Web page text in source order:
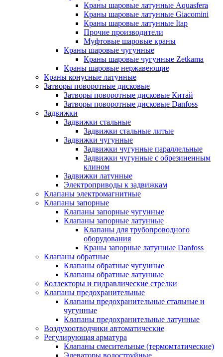
Краны шаровые латунные Aquasfera
Краны шаровые латунные Giacomini
Краны шаровые латунные Itap
Прочие производители
Муфтовые шаровые краны
Краны шаровые чугунные
Краны шаровые чугунные Zetkama
Краны шаровые нержавеющие
Краны конусные латунные
Затворы поворотные дисковые
Затворы поворотные дисковые Китай
Затворы поворотные дисковые Danfoss
Задвижки
Задвижки стальные
Задвижки стальные литые
Задвижки чугунные
Задвижки чугунные параллельные
Задвижки чугунные с обрезиненным
клином
Задвижки латунные
Электроприводы к задвижкам
Клапаны электромагнитные
Клапаны запорные
Клапаны запорные чугунные
Клапаны запорные латунные
Клапаны для трубопроводного
оборудования
Краны запорные латунные Danfoss
Клапаны обратные
Клапаны обратные чугунные
Клапаны обратные латунные
Коллекторы и гидравлические стрелки
Клапаны предохранительные
Клапаны предохранительные стальные и
чугунные
Клапаны предохранительные латунные
Воздухоотводчики автоматические
Регулирующая арматура
Клапаны смесительные (термомтатические)
Элеваторы водоструйные